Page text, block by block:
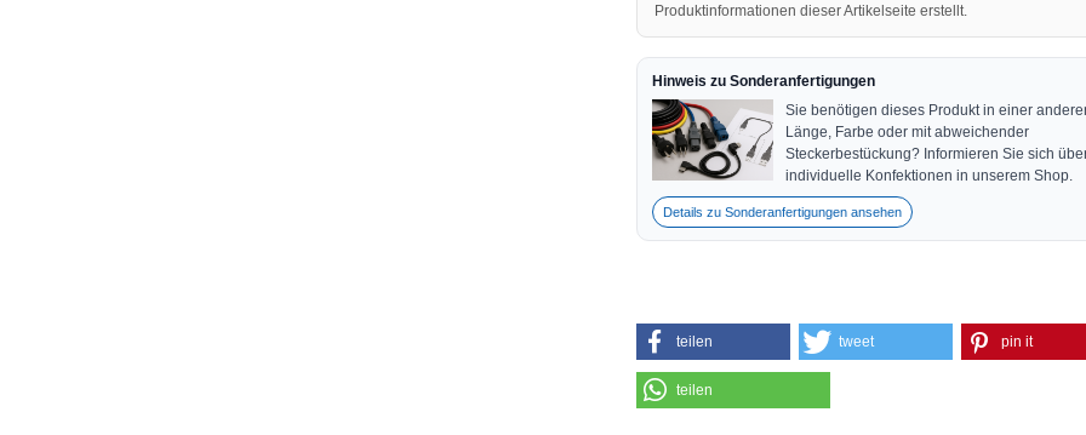
Produktinformationen dieser Artikelseite erstellt.
Hinweis zu Sonderanfertigungen
Sie benötigen dieses Produkt in einer
Länge, Farbe oder mit abweichender
Steckerbestückung? Informieren Sie sich
individuelle Konfektionen in unserem Shop.
Details zu Sonderanfertigungen ansehen
teilen tweet pin it
teilen